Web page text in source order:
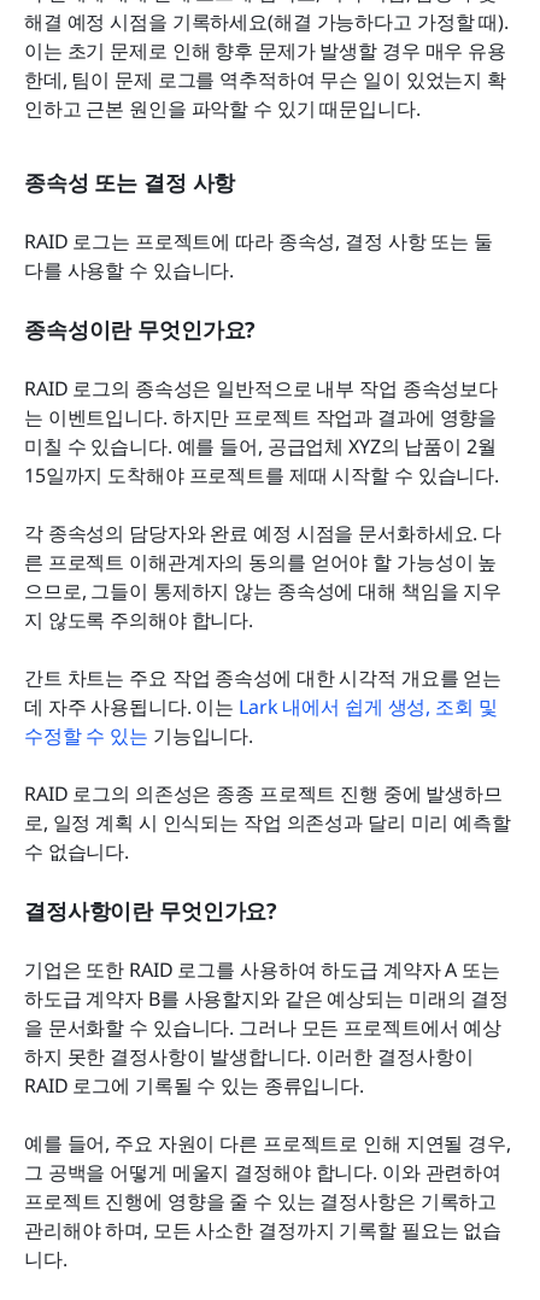
해결 예정 시점을 기록하세요(해결 가능하다고 가정할 때).
이는 초기 문제로 인해 향후 문제가 발생할 경우 매우 유용
한데, 팀이 문제 로그를 역추적하여 무슨 일이 있었는지 확
인하고 근본 원인을 파악할 수 있기 때문입니다.
종속성 또는 결정 사항
RAID 로그는 프로젝트에 따라 종속성, 결정 사항 또는 둘
다를 사용할 수 있습니다.
종속성이란 무엇인가요?
RAID 로그의 종속성은 일반적으로 내부 작업 종속성보다
는 이벤트입니다. 하지만 프로젝트 작업과 결과에 영향을
미칠 수 있습니다. 예를 들어, 공급업체 XYZ의 납품이 2월
15일까지 도착해야 프로젝트를 제때 시작할 수 있습니다.
각 종속성의 담당자와 완료 예정 시점을 문서화하세요. 다
른 프로젝트 이해관계자의 동의를 얻어야 할 가능성이 높
으므로, 그들이 통제하지 않는 종속성에 대해 책임을 지우
지 않도록 주의해야 합니다.
간트 차트는 주요 작업 종속성에 대한 시각적 개요를 얻는
데 자주 사용됩니다. 이는 Lark 내에서 쉽게 생성, 조회 및
수정할 수 있는 기능입니다.
RAID 로그의 의존성은 종종 프로젝트 진행 중에 발생하므
로, 일정 계획 시 인식되는 작업 의존성과 달리 미리 예측할
수 없습니다.
결정사항이란 무엇인가요?
기업은 또한 RAID 로그를 사용하여 하도급 계약자 A 또는
하도급 계약자 B를 사용할지와 같은 예상되는 미래의 결정
을 문서화할 수 있습니다. 그러나 모든 프로젝트에서 예상
하지 못한 결정사항이 발생합니다. 이러한 결정사항이
RAID 로그에 기록될 수 있는 종류입니다.
예를 들어, 주요 자원이 다른 프로젝트로 인해 지연될 경우,
그 공백을 어떻게 메울지 결정해야 합니다. 이와 관련하여
프로젝트 진행에 영향을 줄 수 있는 결정사항은 기록하고
관리해야 하며, 모든 사소한 결정까지 기록할 필요는 없습
니다.